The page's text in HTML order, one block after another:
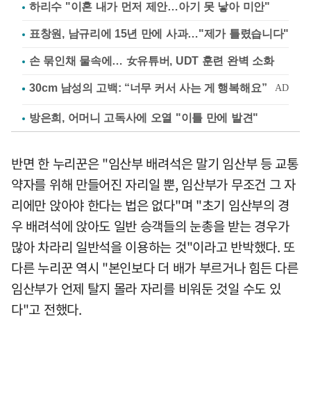
하리수 "이혼 내가 먼저 제안…아기 못 낳아 미안"
표창원, 남규리에 15년 만에 사과…"제가 틀렸습니다"
손 묶인채 물속에… 女유튜버, UDT 훈련 완벽 소화
방은희, 어머니 고독사에 오열 "이틀 만에 발견"
반면 한 누리꾼은 "임산부 배려석은 말기 임산부 등 교통
약자를 위해 만들어진 자리일 뿐, 임산부가 무조건 그 자
리에만 앉아야 한다는 법은 없다"며 "초기 임산부의 경
우 배려석에 앉아도 일반 승객들의 눈총을 받는 경우가
많아 차라리 일반석을 이용하는 것"이라고 반박했다. 또
다른 누리꾼 역시 "본인보다 더 배가 부르거나 힘든 다른
임산부가 언제 탈지 몰라 자리를 비워둔 것일 수도 있
다"고 전했다.